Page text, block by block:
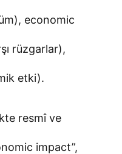
economic
rüzgarlar),
etki).
resmî ve
impact”,